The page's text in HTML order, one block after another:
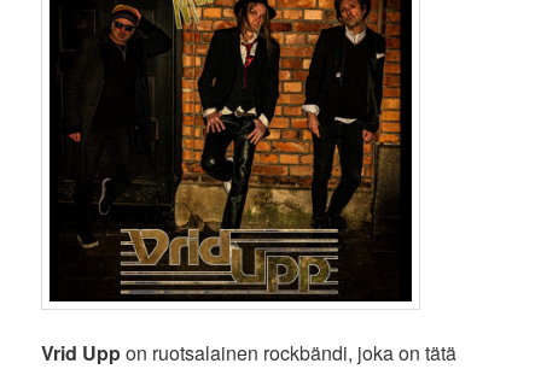
Vrid Uppon ruotsalainen rockbändi, joka on tätä